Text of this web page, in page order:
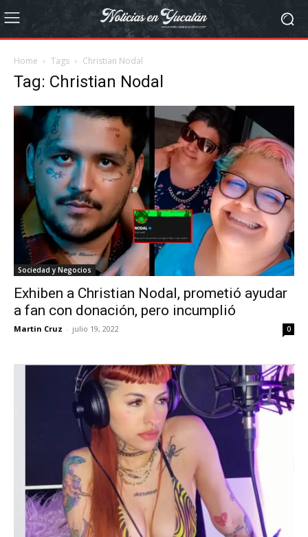
Home Tags Christian Nodal
Tag: Christian Nodal
Sociedad y Negocios
Exhiben a Christian Nodal, prometió ayudar
a fan con donación, pero incumplió
Martin Cruz - julio 19, 2022 0